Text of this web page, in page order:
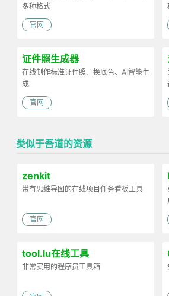
多种格式
官网
证件照生成器
在线制作标准证件照、换底色、AI智能生
成
官网
类似于吾道的资源
zenkit
带有思维导图的在线项目任务看板工具
官网
tool.lu在线工具
非常实用的程序员工具箱